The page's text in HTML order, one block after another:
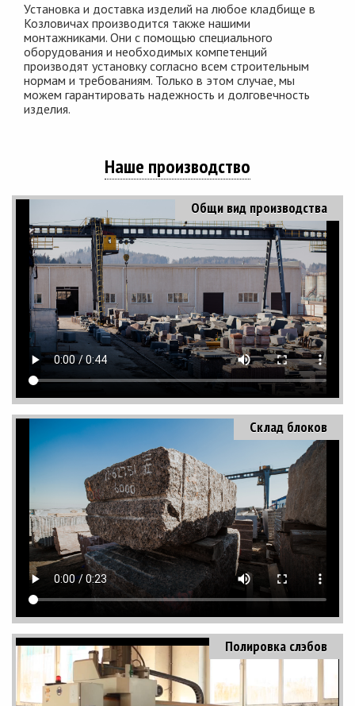
Установка и доставка изделий на любое кладбище в
Козловичах производится также нашими
монтажниками. Они с помощью специального
оборудования и необходимых компетенций
производят установку согласно всем строительным
нормам и требованиям. Только в этом случае, мы
можем гарантировать надежность и долговечность
изделия.
Наше производство
Общи вид производства
Склад блоков
Полировка слэбов